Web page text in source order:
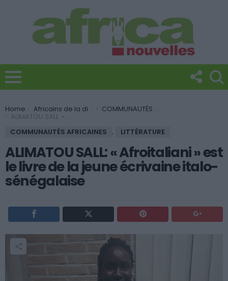
You are here:
Home Africains de la diaspora COMMUNAUTÉS AFRICAINES
ALIMATOU SALL: « Afroitaliani » est le livre de la jeune écrivaine italo-sénégalaise
COMMUNAUTÉS AFRICAINES
, LITTÉRATURE
ALIMATOU SALL: « Afroitaliani » est
le livre de la jeune écrivaine italo-
sénégalaise